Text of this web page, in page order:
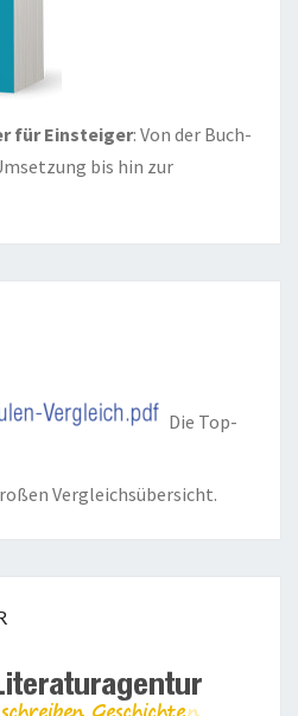
für Einsteiger: Von der Buch-
bis hin zur
Die Top-
Vergleichsübersicht.